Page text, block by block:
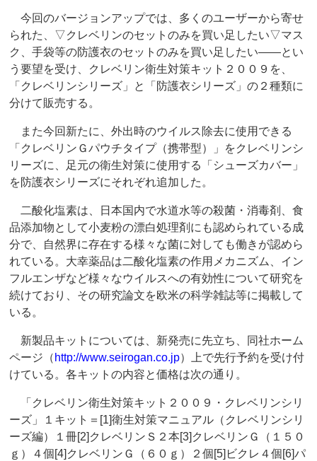
今回のバージョンアップでは、多くのユーザーから寄せ
られた、▽クレベリンのセットのみを買い足したい▽マス
ク、手袋等の防護衣のセットのみを買い足したい――とい
う要望を受け、クレベリン衛生対策キット２００９を、
「クレベリンシリーズ」と「防護衣シリーズ」の２種類に
分けて販売する。
また今回新たに、外出時のウイルス除去に使用できる
「クレベリンＧパウチタイプ（携帯型）」をクレベリンシ
リーズに、足元の衛生対策に使用する「シューズカバー」
を防護衣シリーズにそれぞれ追加した。
二酸化塩素は、日本国内で水道水等の殺菌・消毒剤、食
品添加物として小麦粉の漂白処理剤にも認められている成
分で、自然界に存在する様々な菌に対しても働きが認めら
れている。大幸薬品は二酸化塩素の作用メカニズム、イン
フルエンザなど様々なウイルスへの有効性について研究を
続けており、その研究論文を欧米の科学雑誌等に掲載して
いる。
新製品キットについては、新発売に先立ち、同社ホーム
ページ（ http://www.seirogan.co.jp）上で先行予約を受け付
けている。各キットの内容と価格は次の通り。
「クレベリン衛生対策キット２００９・クレベリンシリ
ーズ」１キット＝[1]衛生対策マニュアル（クレベリンシリ
ーズ編）１冊[2]クレベリンＳ２本[3]クレベリンＧ（１５０
ｇ）４個[4]クレベリンＧ（６０ｇ）２個[5]ビクレ４個[6]パ